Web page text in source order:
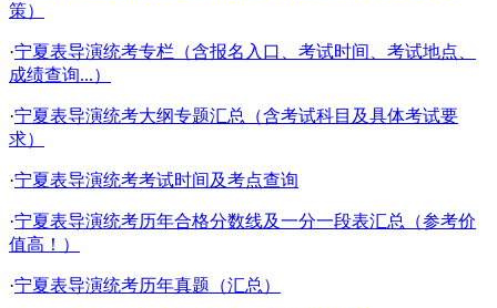
策）
·宁夏表导演统考专栏（含报名入口、考试时间、考试地点、
成绩查询...）
·宁夏表导演统考大纲专题汇总（含考试科目及具体考试要
求）
·宁夏表导演统考考试时间及考点查询
·宁夏表导演统考历年合格分数线及一分一段表汇总（参考价
值高！）
·宁夏表导演统考历年真题（汇总）